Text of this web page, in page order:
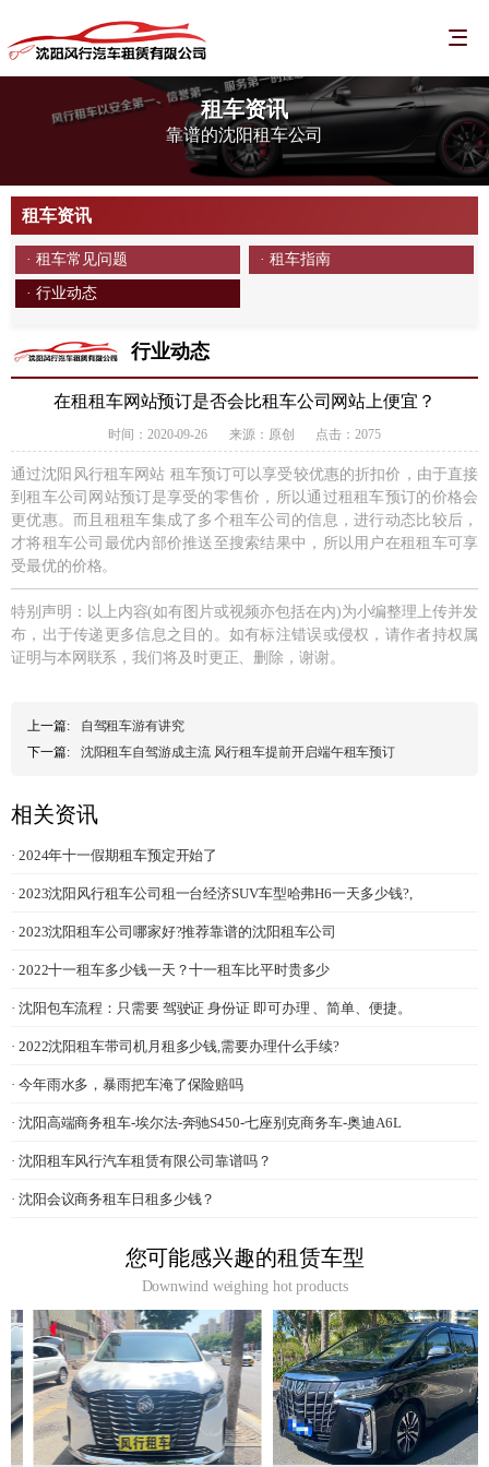
租车资讯
靠谱的沈阳租车公司
租车资讯
· 租车常见问题 · 租车指南
· 行业动态
行业动态
在租租车网站预订是否会比租车公司网站上便宜？
时间：2020-09-26 来源：原创 点击：2075
通过沈阳风行租车网站 租车预订可以享受较优惠的折扣价，由于直接
到租车公司网站预订是享受的零售价，所以通过租租车预订的价格会
更优惠。而且租租车集成了多个租车公司的信息，进行动态比较后，
才将租车公司最优内部价推送至搜索结果中，所以用户在租租车可享
受最优的价格。
特别声明：以上内容(如有图片或视频亦包括在内)为小编整理上传并发
布，出于传递更多信息之目的。如有标注错误或侵权，请作者持权属
证明与本网联系，我们将及时更正、删除，谢谢。
上一篇:
自驾租车游有讲究
下一篇:
沈阳租车自驾游成主流 风行租车提前开启端午租车预订
相关资讯
· 2024年十一假期租车预定开始了
· 2023沈阳风行租车公司租一台经济SUV车型哈弗H6一天多少钱?,
· 2023沈阳租车公司哪家好?推荐靠谱的沈阳租车公司
· 2022十一租车多少钱一天？十一租车比平时贵多少
· 沈阳包车流程：只需要 驾驶证 身份证 即可办理 、简单、便捷。
· 2022沈阳租车带司机月租多少钱,需要办理什么手续?
· 今年雨水多，暴雨把车淹了保险赔吗
· 沈阳高端商务租车-埃尔法-奔驰S450-七座别克商务车-奥迪A6L
· 沈阳租车风行汽车租赁有限公司靠谱吗？
· 沈阳会议商务租车日租多少钱？
您可能感兴趣的租赁车型
Downwind weighing hot products